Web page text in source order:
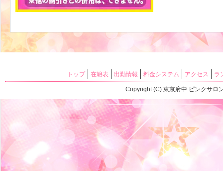
トップ 在籍表 出勤情報 料金システム アクセス ラ
Copyright (C) 東京府中 ピンクサロ